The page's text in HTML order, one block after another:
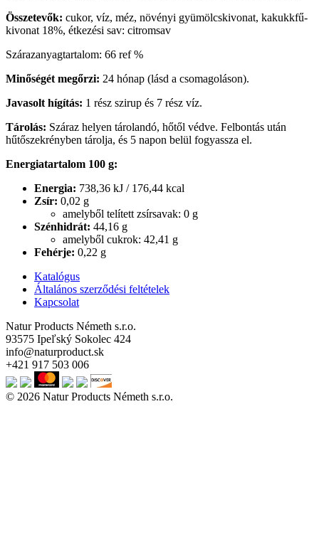
Összetevők: cukor, víz, méz, növényi gyümölcskivonat, kakukkfű-
kivonat 18%, étkezési sav: citromsav
Szárazanyagtartalom: 66 ref %
Minőségét megőrzi: 24 hónap (lásd a csomagoláson).
Javasolt hígítás: 1 rész szirup és 7 rész víz.
Tárolás: Száraz helyen tárolandó, hőtől védve. Felbontás után
hűtőszekrényben tárolja, és 5 napon belül fogyassza el.
Energiatartalom 100 g:
Energia: 738,36 kJ / 176,44 kcal
Zsír: 0,02 g
amelyből telített zsírsavak: 0 g
Szénhidrát: 44,16 g
amelyből cukrok: 42,41 g
Fehérje: 0,22 g
Katalógus
Általános szerződési feltételek
Kapcsolat
Natur Products Németh s.r.o.
93575 Ipeľský Sokolec 424
info@naturproduct.sk
+421 917 503 006
© 2026 Natur Products Németh s.r.o.